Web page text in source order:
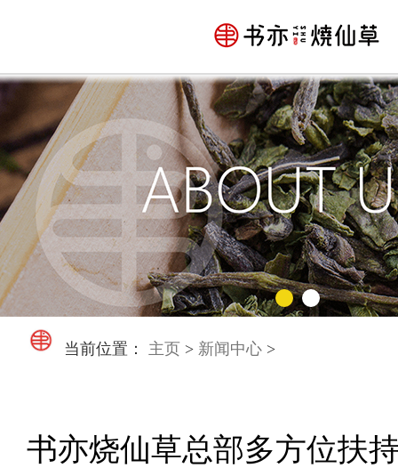
当前位置： 主页 > 新闻中心 >
书亦烧仙草总部多方位扶